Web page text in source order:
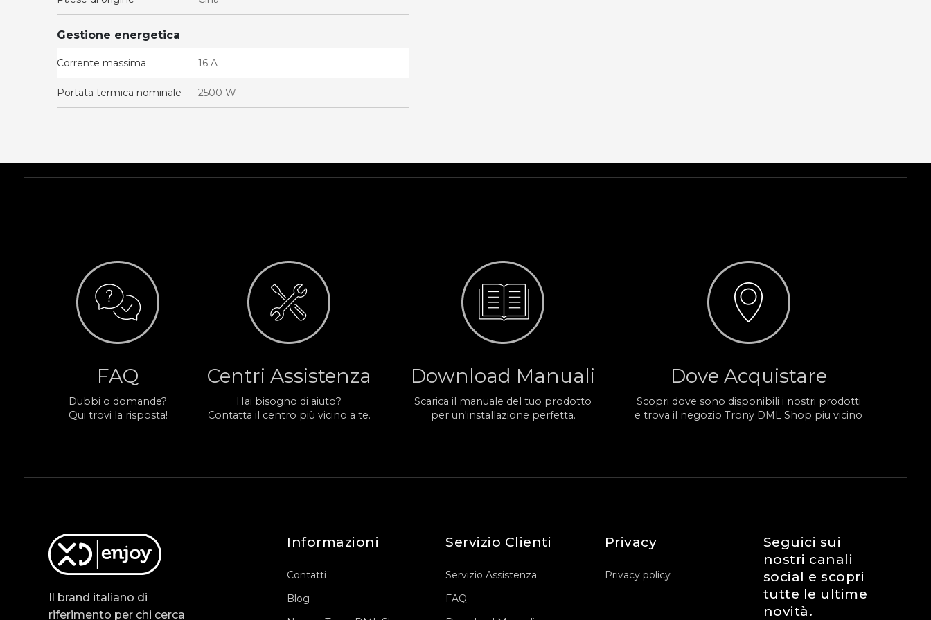
Gestione energetica
Corrente massima 16 A
Portata termica nominale 2500 W
FAQ
Dubbi o domande?
Qui trovi la risposta!
Centri Assistenza
Hai bisogno di aiuto?
Contatta il centro più vicino a te.
Download Manuali
Scarica il manuale del tuo prodotto
per un'installazione perfetta.
Dove Acquistare
Scopri dove sono disponibili i nostri prodotti
e trova il negozio Trony DML Shop piu vicino
Il brand italiano di
riferimento per chi cerca
Informazioni
Contatti
Blog
Servizio Clienti
Servizio Assistenza
FAQ
Privacy
Privacy policy
Seguici sui
nostri canali
social e scopri
tutte le ultime
novità.